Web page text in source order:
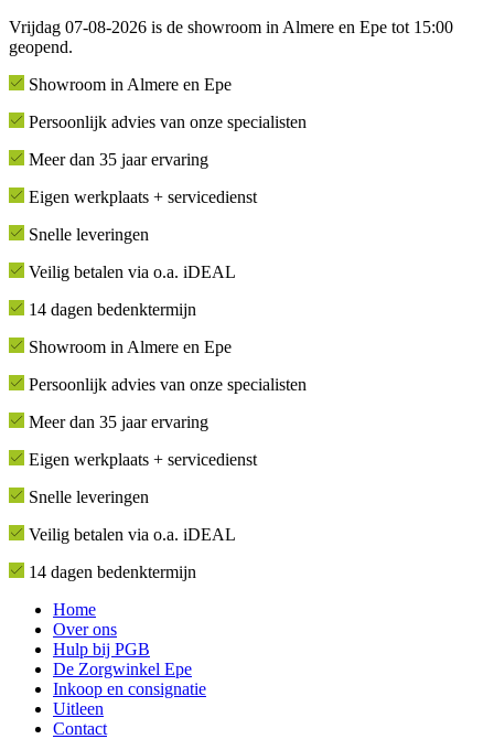
Vrijdag 07-08-2026 is de showroom in Almere en Epe tot 15:00
geopend.
Showroom in Almere en Epe
Persoonlijk advies van onze specialisten
Meer dan 35 jaar ervaring
Eigen werkplaats + servicedienst
Snelle leveringen
Veilig betalen via o.a. iDEAL
14 dagen bedenktermijn
Showroom in Almere en Epe
Persoonlijk advies van onze specialisten
Meer dan 35 jaar ervaring
Eigen werkplaats + servicedienst
Snelle leveringen
Veilig betalen via o.a. iDEAL
14 dagen bedenktermijn
Home
Over ons
Hulp bij PGB
De Zorgwinkel Epe
Inkoop en consignatie
Uitleen
Contact